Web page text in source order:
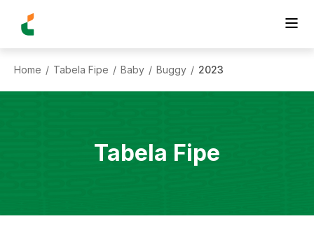
Home / Tabela Fipe / Baby / Buggy / 2023
Tabela Fipe